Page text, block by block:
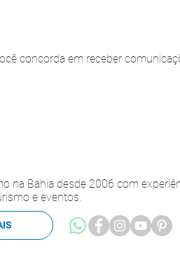
na Bahia desde 2006 com
e eventos.
concorda em receber